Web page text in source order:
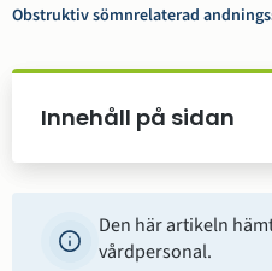
Obstruktiv sömnrelaterad
Innehåll på sidan
Den här artikeln
vårdpersonal.